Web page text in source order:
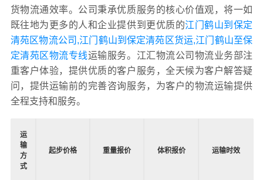
货物流通效率。公司秉承优质服务的核心价值观，将一如
既往地为更多的人和企业提供到更优质的江门鹤山到保定
清苑区物流公司,江门鹤山到保定清苑区货运,江门鹤山至保
定清苑区物流专线运输服务。江汇物流公司物流业务部注
重客户体验，提供优质的客户服务，全天候为客户解答疑
问，提供运输前的完善咨询服务，为客户的物流运输提供
全程支持和服务。
运
输
方
式
起步价格 重量报价 体积报价 运输时效